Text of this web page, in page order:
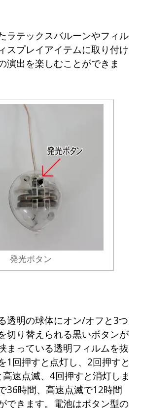
ラテックスバルーンやフィル
スプレイアイテムに取り付け
演出を楽しむことができま
発光ボタン
透明の球体にオン/オフと3つ
切り替えられる黒いボタンが
まっている透明フィルムを抜
1回押すと点灯し、2回押すと
速点滅、4回押すと消灯しま
36時間、高速点滅で12時間
できます。電池はボタン型の